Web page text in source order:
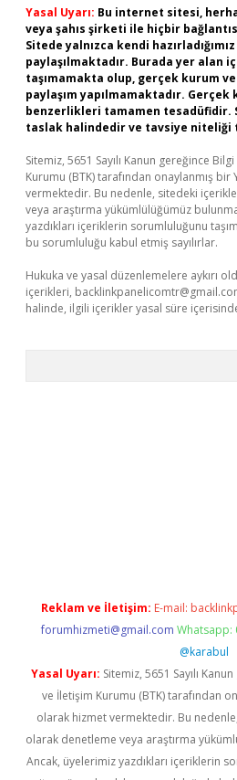
Yasal Uyarı: Bu internet sitesi,
veya şahıs şirketi ile hiçbir
Sitede yalnızca kendi
paylaşılmaktadır. Burada yer alan
taşımamakta olup, gerçek kurum
paylaşım yapılmamaktadır.
benzerlikleri tamamen tesadüfidir.
taslak halindedir ve tavsiye niteliği
Sitemiz, 5651 Sayılı Kanun gereğince
Kurumu (BTK) tarafından onaylanmış bir
vermektedir. Bu nedenle, sitedeki
veya araştırma yükümlülüğümüz
yazdıkları içeriklerin sorumluluğunu
bu sorumluluğu kabul etmiş sayılırlar.
Hukuka ve yasal düzenlemelere aykırı
içerikleri,
halinde, ilgili içerikler yasal süre
Reklam ve İletişim: E-mail:
forumhizmeti@gmail.com Whatsapp:
@karabul
Yasal Uyarı: Sitemiz, 5651 Sayılı
ve İletişim Kurumu (BTK) tarafından
olarak hizmet vermektedir. Bu
olarak denetleme veya araştırma
Ancak, üyelerimiz yazdıkları içeriklerin